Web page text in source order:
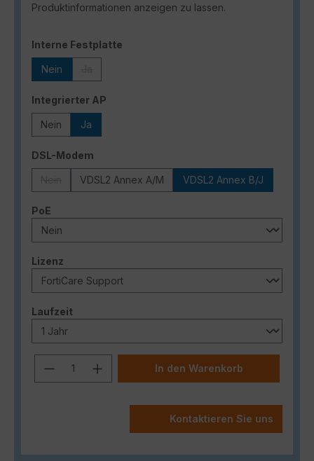
Produktinformationen anzeigen zu lassen.
Interne Festplatte
Nein
Integrierter AP
Nein Ja
DSL-Modem
(Diese Option ist zurzeit nicht verfügbar.)
VDSL2 Annex A/M VDSL2 Annex B/J
PoE
Lizenz
Laufzeitauswählen
Produkt Anzahl: Gib den
In den Warenkorb
Kontaktieren Sie uns